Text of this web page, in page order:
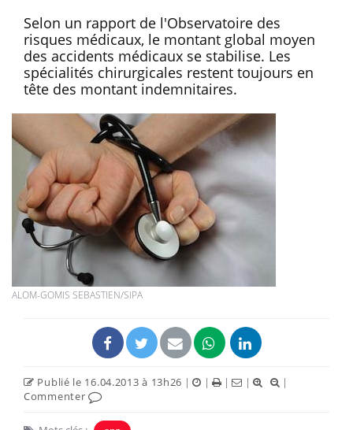
Selon un rapport de l'Observatoire des
risques médicaux, le montant global moyen
des accidents médicaux se stabilise. Les
spécialités chirurgicales restent toujours en
tête des montant indemnitaires.
ALOM-GOMIS SEBASTIEN/SIPA
Publié le 16.04.2013 à 13h26 | | | |
|
Commenter